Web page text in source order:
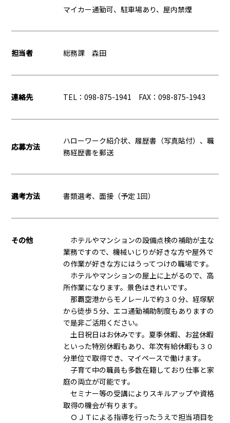
マイカー通勤可、駐車場あり、屋内禁煙
担当者 総務課 森田
連絡先 TEL：098-875-1941 FAX：098-875-1943
応募方法
ハローワーク紹介状、履歴書（写真貼付）、職
務経歴書を郵送
選考方法 書類選考、面接（予定 1回）
その他
ホテルやマンションの設備点検の補助が主な
業務ですので、機械いじりが好きな方や屋外で
の作業が好きな方にはうってつけの職場です。
ホテルやマンションの屋上に上がるので、高
所作業になります。景色はきれいです。
那覇空港からモノレールで約３０分、経塚駅
から徒歩５分、エコ通勤補助制度もありますの
で是非ご活用ください。
土日祝日はお休みです。夏季休暇、お盆休暇
といった特別休暇もあり、年次有給休暇も３０
分単位で取得でき、マイペースで働けます。
子育て中の職員も多数在籍しており仕事と家
庭の両立が可能です。
セミナー等の受講によりスキルアップや資格
取得の機会が有ります。
ＯＪＴによる指導を行ったうえで担当項目を